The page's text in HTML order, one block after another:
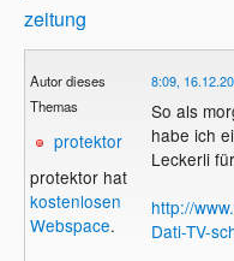
zeitung
Autor dieses
Themas
protektor
protektor hat
kostenlosen
Webspace.
8:09,
So als
habe ich
Leckerli
http://
Dati-TV-